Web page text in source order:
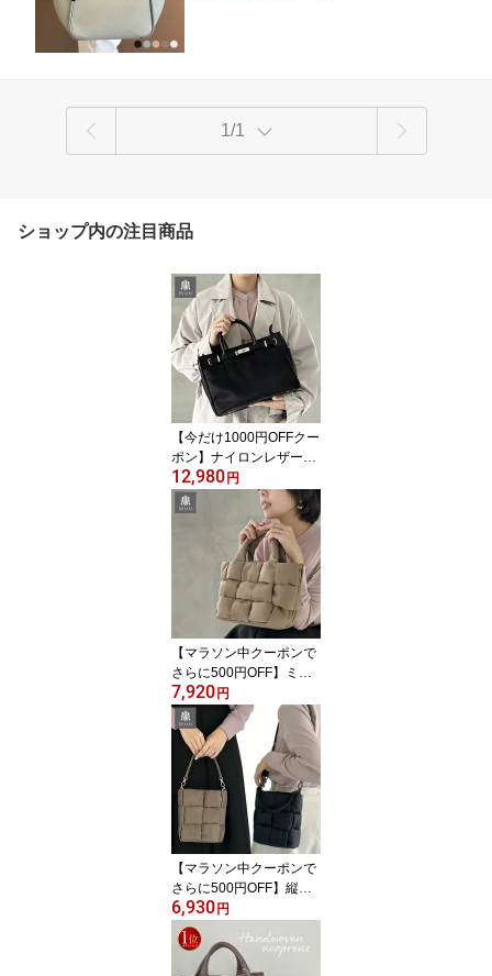
1/1
ショップ内の注目商品
【今だけ1000円OFFクー
ポン】ナイロンレザーコ
ンビ 2WAY トートバッグ
レディース 通勤 お仕事
卒業式 入学式 入園式 保
護者会 オケージョン A4
サイズ対応 ベルトデザイ
ン ショルダーストラップ
付 軽量 大容量 手提げ 肩
掛け きれいめ 牛革 本革
ブラック 黒 グレー トー
プ
12,980 円
【マラソン中クーポンで
さらに500円OFF】ミニ
トート 舟形トート キュ
ーブバッグ ナイロン レ
ディース パフィ PADMA
バッグ パデット 編み込
み メッシュ イントレチ
ャート ハンドバッグ シ
ョルダーバッグ ミニバッ
グ 斜めがけ パデットバ
ッグ 大人 上品 RICKERS
リッカーズ
7,920 円
【マラソン中クーポンで
さらに500円OFF】縦型
ショルダーバッグ レディ
ース 軽量 スマホショル
ダー ポシェット 2WAY
パフィ PADMA パドマ ミ
6,930 円